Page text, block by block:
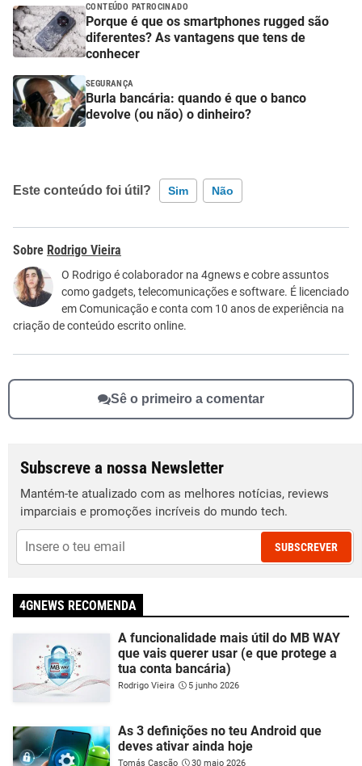
CONTEÚDO PATROCINADO
Porque é que os smartphones rugged são
diferentes? As vantagens que tens de
conhecer
SEGURANÇA
Burla bancária: quando é que o banco
devolve (ou não) o dinheiro?
Este conteúdo foi útil? Sim Não
Este conteúdo contém informação incorreta
Este conteúdo não tem a informação que procuro
Outro
Rodrigo Vieira
O Rodrigo é colaborador na 4gnews e cobre assuntos
como gadgets, telecomunicações e software. É licenciado
em Comunicação e conta com 10 anos de experiência na
criação de conteúdo escrito online.
Sê o primeiro a comentar
Subscreve a nossa Newsletter
Mantém-te atualizado com as melhores notícias, reviews
imparciais e promoções incríveis do mundo tech.
SUBSCREVER
4GNEWS RECOMENDA
A funcionalidade mais útil do MB WAY
que vais querer usar (e que protege a
tua conta bancária)
Rodrigo Vieira 5 junho 2026
As 3 definições no teu Android que
deves ativar ainda hoje
Tomás Cascão 30 maio 2026